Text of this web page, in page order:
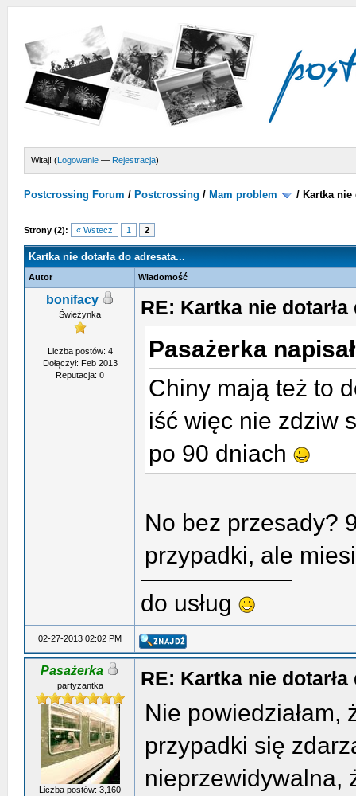
Witaj! (Logowanie — Rejestracja)
Postcrossing Forum / Postcrossing / Mam problem / Kartka nie
Strony (2): « Wstecz 1 2
Kartka nie dotarła do adresata...
Autor Wiadomość
bonifacy
Świeżynka
Liczba postów: 4
Dołączył: Feb 2013
Reputacja: 0
RE: Kartka nie
Pasażerka
Chiny mają też to
iść więc nie zdziw
po 90 dniach
No bez przesady?
przypadki, ale
do usług
02-27-2013 02:02 PM
Pasażerka
partyzantka
Liczba postów: 3,160
RE: Kartka nie
Nie powiedziałam,
przypadki się
nieprzewidywalna,